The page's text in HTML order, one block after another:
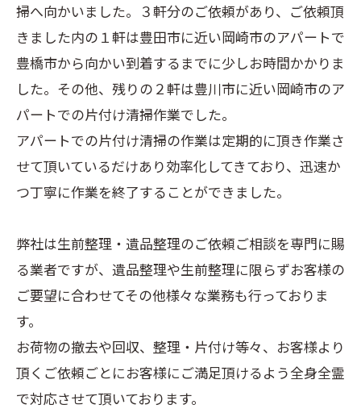
掃へ向かいました。３軒分のご依頼があり、ご依頼頂
きました内の１軒は豊田市に近い岡崎市のアパートで
豊橋市から向かい到着するまでに少しお時間かかりま
した。その他、残りの２軒は豊川市に近い岡崎市のア
パートでの片付け清掃作業でした。
アパートでの片付け清掃の作業は定期的に頂き作業さ
せて頂いているだけあり効率化してきており、迅速か
つ丁寧に作業を終了することができました。
弊社は生前整理・遺品整理のご依頼ご相談を専門に賜
る業者ですが、遺品整理や生前整理に限らずお客様の
ご要望に合わせてその他様々な業務も行っておりま
す。
お荷物の撤去や回収、整理・片付け等々、お客様より
頂くご依頼ごとにお客様にご満足頂けるよう全身全霊
で対応させて頂いております。